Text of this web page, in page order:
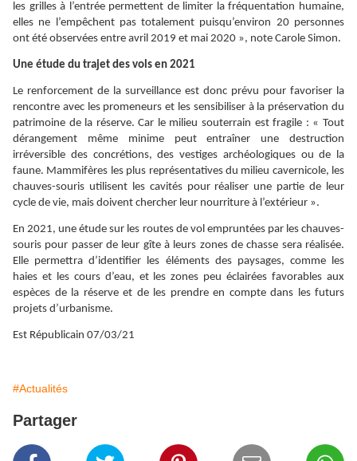
les grilles à l’entrée permettent de limiter la fréquentation humaine,
elles ne l’empêchent pas totalement puisqu’environ 20 personnes
ont été observées entre avril 2019 et mai 2020 », note Carole Simon.
Une étude du trajet des vols en 2021
Le renforcement de la surveillance est donc prévu pour favoriser la
rencontre avec les promeneurs et les sensibiliser à la préservation du
patrimoine de la réserve. Car le milieu souterrain est fragile : « Tout
dérangement même minime peut entraîner une destruction
irréversible des concrétions, des vestiges archéologiques ou de la
faune. Mammifères les plus représentatives du milieu cavernicole, les
chauves-souris utilisent les cavités pour réaliser une partie de leur
cycle de vie, mais doivent chercher leur nourriture à l’extérieur ».
En 2021, une étude sur les routes de vol empruntées par les chauves-
souris pour passer de leur gîte à leurs zones de chasse sera réalisée.
Elle permettra d’identifier les éléments des paysages, comme les
haies et les cours d’eau, et les zones peu éclairées favorables aux
espèces de la réserve et de les prendre en compte dans les futurs
projets d’urbanisme.
Est Républicain 07/03/21
#Actualités
Partager